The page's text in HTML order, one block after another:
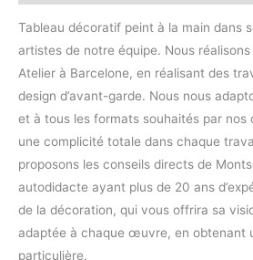
Tableau décoratif peint à la main dans
artistes de notre équipe. Nous
Atelier à Barcelone, en réalisant des
design d’avant-garde. Nous nous
et à tous les formats souhaités par nos
une complicité totale dans chaque
proposons les conseils directs de
autodidacte ayant plus de 20 ans
de la décoration, qui vous offrira sa
adaptée à chaque œuvre, en obtenant
particulière.